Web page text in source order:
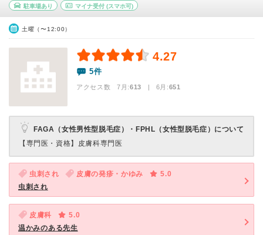
駐車場あり マイナ受付(スマホ可)
土曜（〜12:00）
4.27
5件
アクセス数 7月:613 | 6月:651
FAGA（女性男性型脱毛症）・FPHL（女性型脱毛症）について
【専門医・資格】 皮膚科専門医
虫刺され 皮膚の発疹・かゆみ
5.0
虫刺され
皮膚科
5.0
温かみのある先生